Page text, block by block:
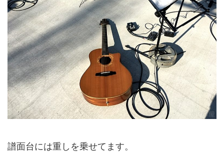
譜面台には重しを乗せてます。